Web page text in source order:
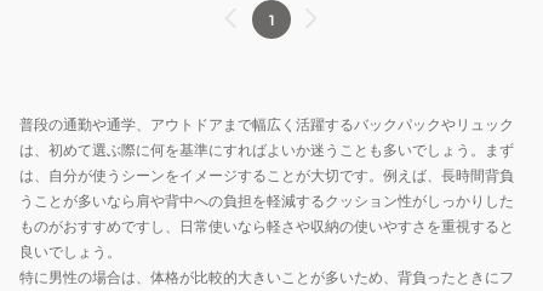
1
普段の通勤や通学、アウトドアまで幅広く活躍するバックパックやリュック
は、初めて選ぶ際に何を基準にすればよいか迷うことも多いでしょう。まず
は、自分が使うシーンをイメージすることが大切です。例えば、長時間背負
うことが多いなら肩や背中への負担を軽減するクッション性がしっかりした
ものがおすすめですし、日常使いなら軽さや収納の使いやすさを重視すると
良いでしょう。
特に男性の場合は、体格が比較的大きいことが多いため、背負ったときにフ